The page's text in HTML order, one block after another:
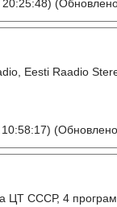
Eesti Raadio
ЦТ СССР, 4